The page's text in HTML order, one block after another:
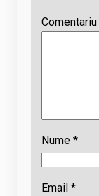
Comentariu
Nume *
Email *